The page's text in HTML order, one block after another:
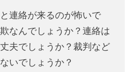
連絡が来るのが怖いで
なんでしょうか？連絡は
夫でしょうか？裁判など
いでしょうか？